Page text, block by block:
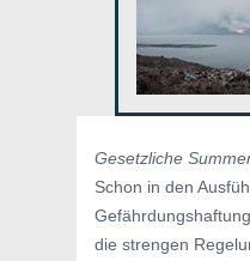
Gesetzliche
Schon in den
die strengen